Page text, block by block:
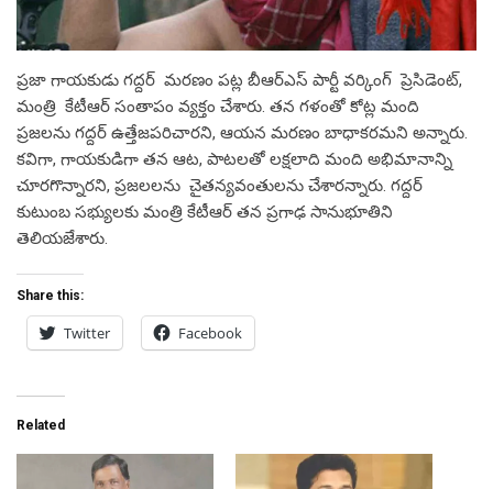
ప్రజా గాయకుడు గద్దర్ మరణం పట్ల బీఆర్ఎస్ పార్టీ వర్కింగ్ ప్రెసిడెంట్,
మంత్రి కేటీఆర్ సంతాపం వ్యక్తం చేశారు. తన గళంతో కోట్ల మంది
ప్రజలను గద్దర్ ఉత్తేజపరిచారని, ఆయన మరణం బాధాకరమని అన్నారు.
కవిగా, గాయకుడిగా తన ఆట, పాటలతో లక్షలాది మంది అభిమానాన్ని
చూరగొన్నారని, ప్రజలలను చైతన్యవంతులను చేశారన్నారు. గద్దర్
కుటుంబ సభ్యులకు మంత్రి కేటీఆర్ తన ప్రగాఢ సానుభూతిని
తెలియజేశారు.
Share this:
Twitter Facebook
Related